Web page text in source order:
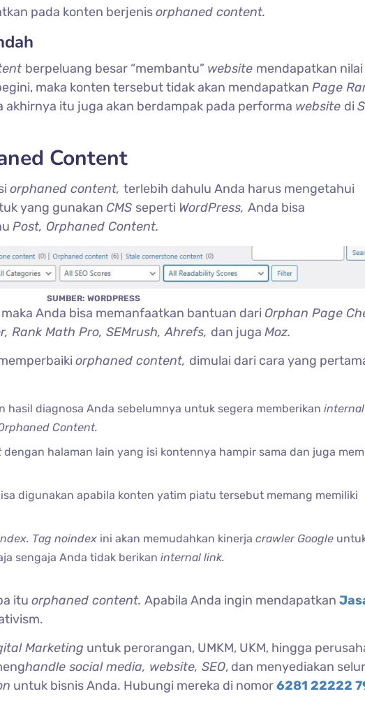
pada konten berjenisorphaned content.
berpeluang besar “membantu” website mendapatkan nilai
maka konten tersebut tidak akan mendapatkan Page
akhirnya itu juga akan berdampak pada performa website di
Content
orphaned content, terlebih dahulu Anda harus mengetahui
yang gunakan CMS seperti WordPress, Anda bisa
Post, Orphaned Content.
SUMBER: WORDPRESS
maka Anda bisa memanfaatkan bantuan dari Orphan Page
Rank Math Pro, SEMrush, Ahrefs, dan juga Moz.
orphaned content, dimulai dari cara yang
hasil diagnosa Anda sebelumnya untuk segera memberikan
Content.
dengan halaman lain yang isi kontennya hampir sama dan juga
digunakan apabila konten yatim piatu tersebut memang memiliki
Tag noindex ini akan memudahkan kinerja crawler Google
sengaja Anda tidak berikan internal link.
itu orphaned content. Apabila Anda ingin mendapatkan
Marketing untuk perorangan, UMKM, UKM, hingga
handle social media, website, SEO, dan menyediakan
untuk bisnis Anda. Hubungi mereka di nomor6281 22222